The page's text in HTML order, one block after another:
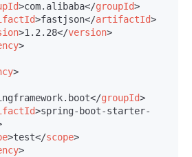
>com.alibaba</groupId>
>fastjson</artifactId>
>1.2.28</version>
>
>
</groupId>
>spring-boot-starter-
>test</scope>
>